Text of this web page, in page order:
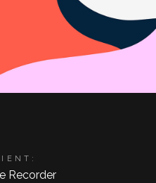
Recorder